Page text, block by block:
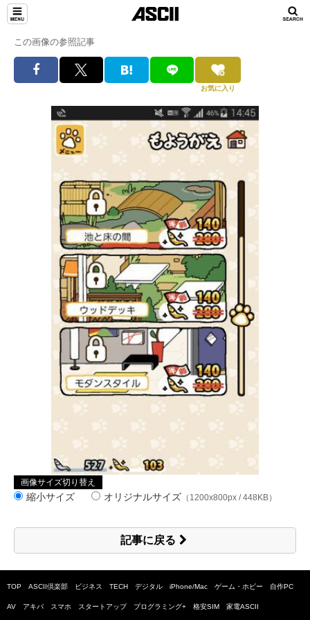
この画像の参照記事
お気に入り
画像サイズ切り替え
縮小サイズ オリジナルサイズ （1200x800px / 448KB）
記事に戻る
TOP ASCII倶楽部 ビジネス TECH デジタル iPhone/Mac ゲーム・ホビー 自作PC
AV アキバ スマホ スタートアップ プログラミング+ 格安SIM 家電ASCII